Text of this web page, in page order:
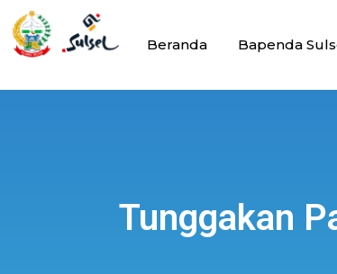
Beranda Bapenda
Tunggakan